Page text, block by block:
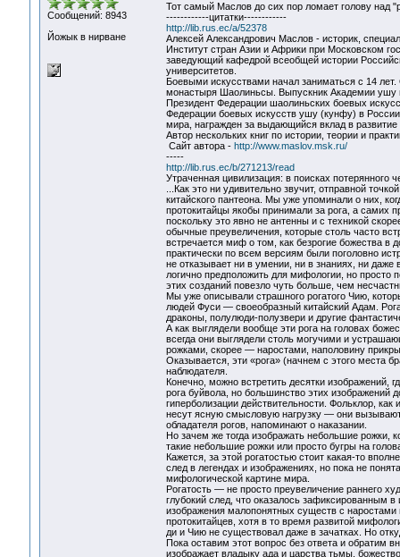
Сообщений: 8943
Йожык в нирване
Тот самый Маслов до сих пор ломает голову над
------------цитатки------------
http://lib.rus.ec/a/52378
Алексей Александрович Маслов - историк,
Институт стран Азии и Африки при Московском
заведующий кафедрой всеобщей истории
университетов.
Боевыми искусствами начал заниматься с 14
монастыря Шаолиньсы. Выпускник Академии ушу
Президент Федерации шаолиньских боевых
Федерации боевых искусств ушу (кунфу) в
мира, награжден за выдающийся вклад в
Автор нескольких книг по истории, теории и
Сайт автора - http://www.maslov.msk.ru/
-----
http://lib.rus.ec/b/271213/read
Утраченная цивилизация: в поисках потерянного
...Как это ни удивительно звучит, отправной
китайского пантеона. Мы уже упоминали о них,
протокитайцы якобы принимали за рога, а самих
поскольку это явно не антенны и с техникой
обычные преувеличения, которые столь часто
встречается миф о том, как безрогие божества в
практически по всем версиям были поголовно
не отказывает ни в умении, ни в знаниях, ни
логично предположить для мифологии, но просто
этих созданий повезло чуть больше, чем
Мы уже описывали страшного рогатого Чию,
людей Фуси — своеобразный китайский Адам.
драконы, полулюди-полузвери и другие
А как выглядели вообще эти рога на головах
всегда они выглядели столь могучими и
рожками, скорее — наростами, наполовину
Оказывается, эти «рога» (начнем с этого места
наблюдателя.
Конечно, можно встретить десятки изображений,
рога буйвола, но большинство этих изображений
гиперболизации действительности. Фольклор,
несут ясную смысловую нагрузку — они
обладателя рогов, напоминают о наказании.
Но зачем же тогда изображать небольшие рожки,
такие небольшие рожки или просто бугры на
Кажется, за этой рогатостью стоит какая-то
след в легендах и изображениях, но пока не
мифологической картине мира.
Рогатость — не просто преувеличение раннего
глубокий след, что оказалось зафиксированным
изображения малопонятных существ с
протокитайцев, хотя в то время развитой
ди и Чию не существовал даже в зачатках. Но
Пока оставим этот вопрос без ответа и обратим
изображает владыку ада и царства тьмы,